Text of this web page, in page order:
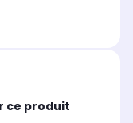
ce produit